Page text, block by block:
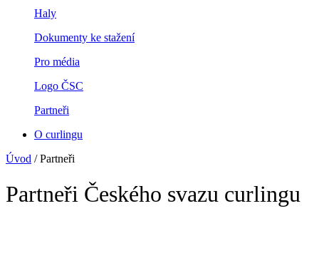
Haly
Dokumenty ke stažení
Pro média
Logo ČSC
Partneři
O curlingu
Úvod /Partneři
Partneři Českého svazu curlingu